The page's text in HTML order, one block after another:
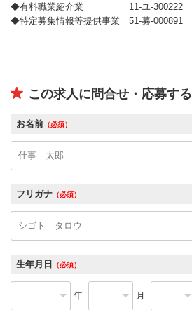
◆有料職業紹介業 11-ユ-300222
◆特定募集情報等提供事業 51-募-000891
この求人に問合せ・応募する
お名前 （必須）
フリガナ （必須）
生年月日 （必須）
年 月